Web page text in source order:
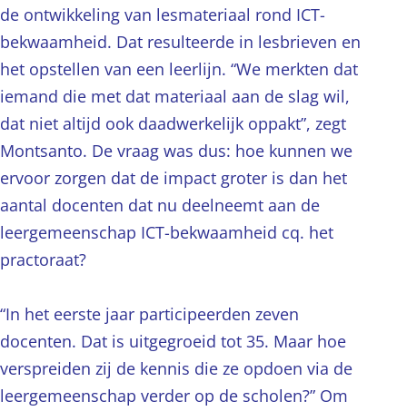
de ontwikkeling van lesmateriaal rond ICT-
bekwaamheid. Dat resulteerde in lesbrieven en
het opstellen van een leerlijn. “We merkten dat
iemand die met dat materiaal aan de slag wil,
dat niet altijd ook daadwerkelijk oppakt”, zegt
Montsanto. De vraag was dus: hoe kunnen we
ervoor zorgen dat de impact groter is dan het
aantal docenten dat nu deelneemt aan de
leergemeenschap ICT-bekwaamheid cq. het
practoraat?
“In het eerste jaar participeerden zeven
docenten. Dat is uitgegroeid tot 35. Maar hoe
verspreiden zij de kennis die ze opdoen via de
leergemeenschap verder op de scholen?” Om